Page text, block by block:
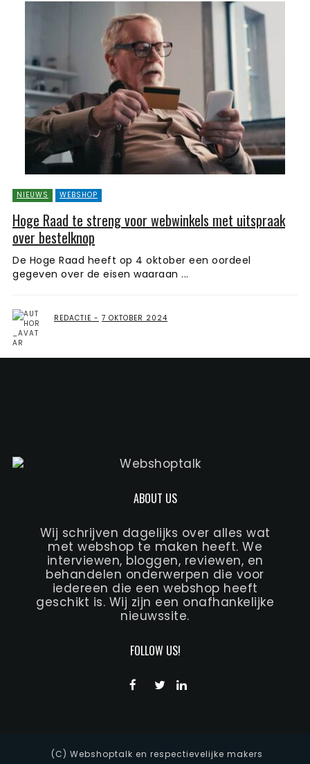
NIEUWS WEBSHOP
Hoge Raad te streng voor webwinkels met uitspraak
over bestelknop
De Hoge Raad heeft op 4 oktober een oordeel
gegeven over de eisen waaraan ...
REDACTIE 7 OKTOBER 2024
ABOUT US
Wij schrijven dagelijks over alles wat
met webshop te maken heeft. We
interviewen, bloggen, reviewen, en
behandelen onderwerpen die voor
iedereen die een webshop heeft
geschikt is. Wij zijn een onafhankelijke
nieuwssite.
FOLLOW US!
(C) Webshoptalk en respectievelijke makers